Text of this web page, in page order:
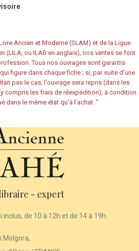
Ancien et Moderne (SLAM) et de la Ligue
(LILA, ou ILAB en anglais), nos ventes se font
Tous nos ouvrages sont garantis
figure dans chaque fiche ; si, par suite d'une
pas le cas, l'ouvrage sera repris (dans les
compris les frais de réexpédition), à condition
dans le même état qu'à l'achat. "
libraire - expert
de 10 à 12h et de 14 à 19h.
Molgora,